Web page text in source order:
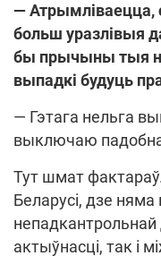
— Атрымліваецца,
больш уразлівыя
бы прычыны тыя
выпадкі будуць
— Гэтага нельга
выключаю
Тут шмат
Беларусі, дзе няма
актыўнасці, так і